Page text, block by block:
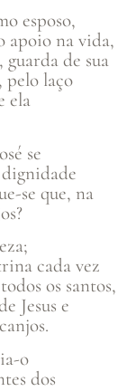
esposo,
apoio na vida,
de sua
pelo laço
ela
se
se que, na
cada vez
os santos,
Jesus e
o
dos